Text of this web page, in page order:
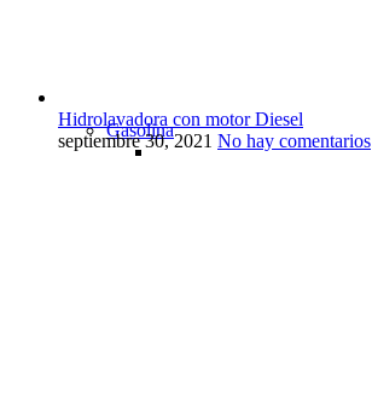
Gasolina
Hidrolavadora con motor Diesel
septiembre 30, 2021 No hay comentarios